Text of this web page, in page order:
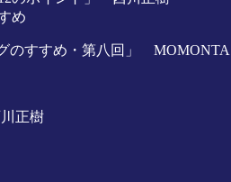
め
のすすめ・第八回」 MOMONTA
正樹